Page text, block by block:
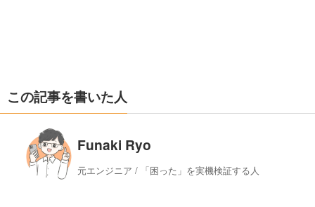
この記事を書いた人
Funaki Ryo
元エンジニア / 「困った」を実機検証する人